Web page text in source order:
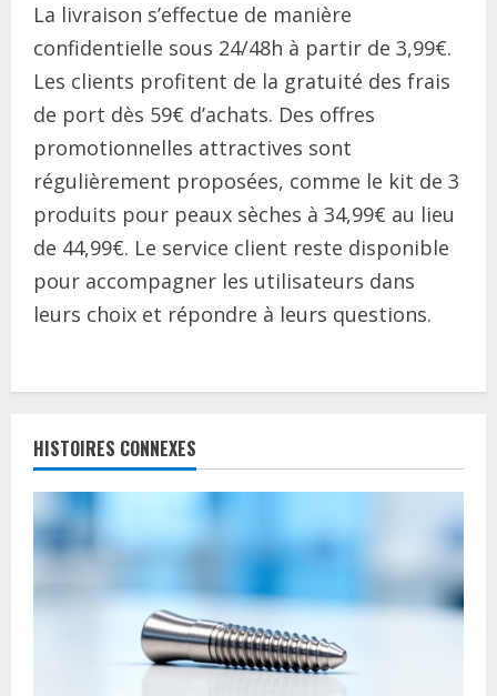
La livraison s’effectue de manière
confidentielle sous 24/48h à partir de 3,99€.
Les clients profitent de la gratuité des frais
de port dès 59€ d’achats. Des offres
promotionnelles attractives sont
régulièrement proposées, comme le kit de 3
produits pour peaux sèches à 34,99€ au lieu
de 44,99€. Le service client reste disponible
pour accompagner les utilisateurs dans
leurs choix et répondre à leurs questions.
C
o
n
t
i
n
HISTOIRES CONNEXES